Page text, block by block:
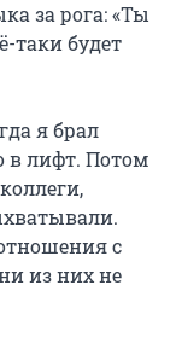
за рога: «Ты
таки будет
я брал
в лифт. Потом
с
из них не